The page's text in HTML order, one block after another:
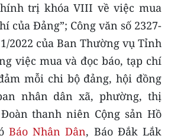
- MỖI XÃ
trị khóa VIII về việc mua
của Đảng”; Công văn số 2327-
2022 của Ban Thường vụ Tỉnh
việc mua và đọc báo, tạp chí
mỗi chi bộ đảng, hội đồng
nhân dân xã, phường, thị
thanh niên Cộng sản Hồ
Báo Nhân Dân, Báo Đắk Lắk